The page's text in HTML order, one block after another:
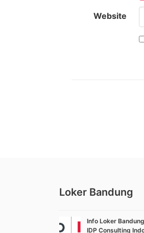
Website
Loker Bandung
Info Loker
IDP Consulting